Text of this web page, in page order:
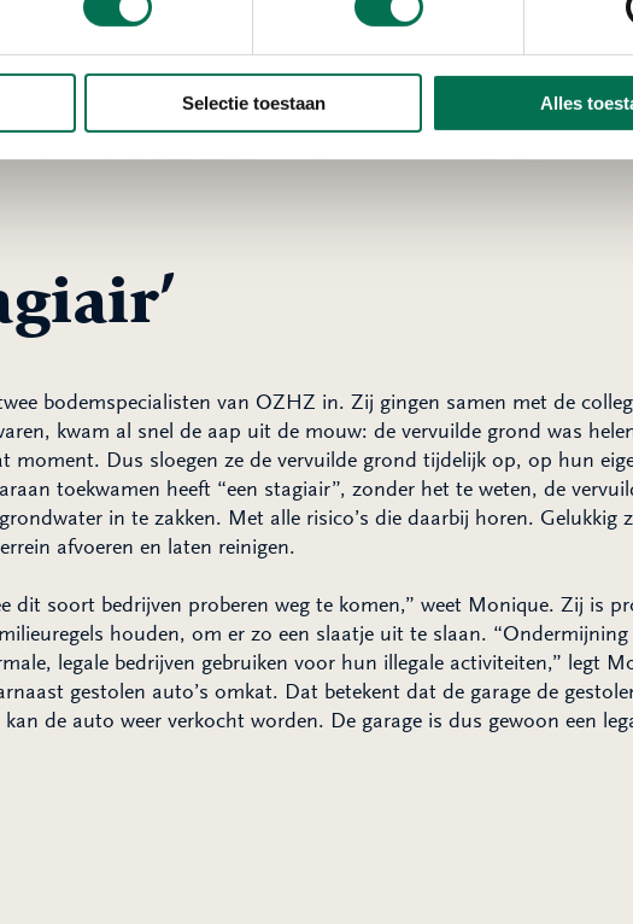
Selectie toestaan Alles
bodemspecialisten van OZHZ in. Zij gingen samen met de
kwam al snel de aap uit de mouw: de vervuilde grond was
moment. Dus sloegen ze de vervuilde grond tijdelijk op, op hun
toekwamen heeft “een stagiair”, zonder het te weten, de
in te zakken. Met alle risico’s die daarbij horen. Gelukkig
afvoeren en laten reinigen.
dit soort bedrijven proberen weg te komen,” weet Monique. Zij is
houden, om er zo een slaatje uit te slaan.
legale bedrijven gebruiken voor hun illegale activiteiten,” legt
gestolen auto’s omkat. Dat betekent dat de garage de
de auto weer verkocht worden. De garage is dus gewoon een